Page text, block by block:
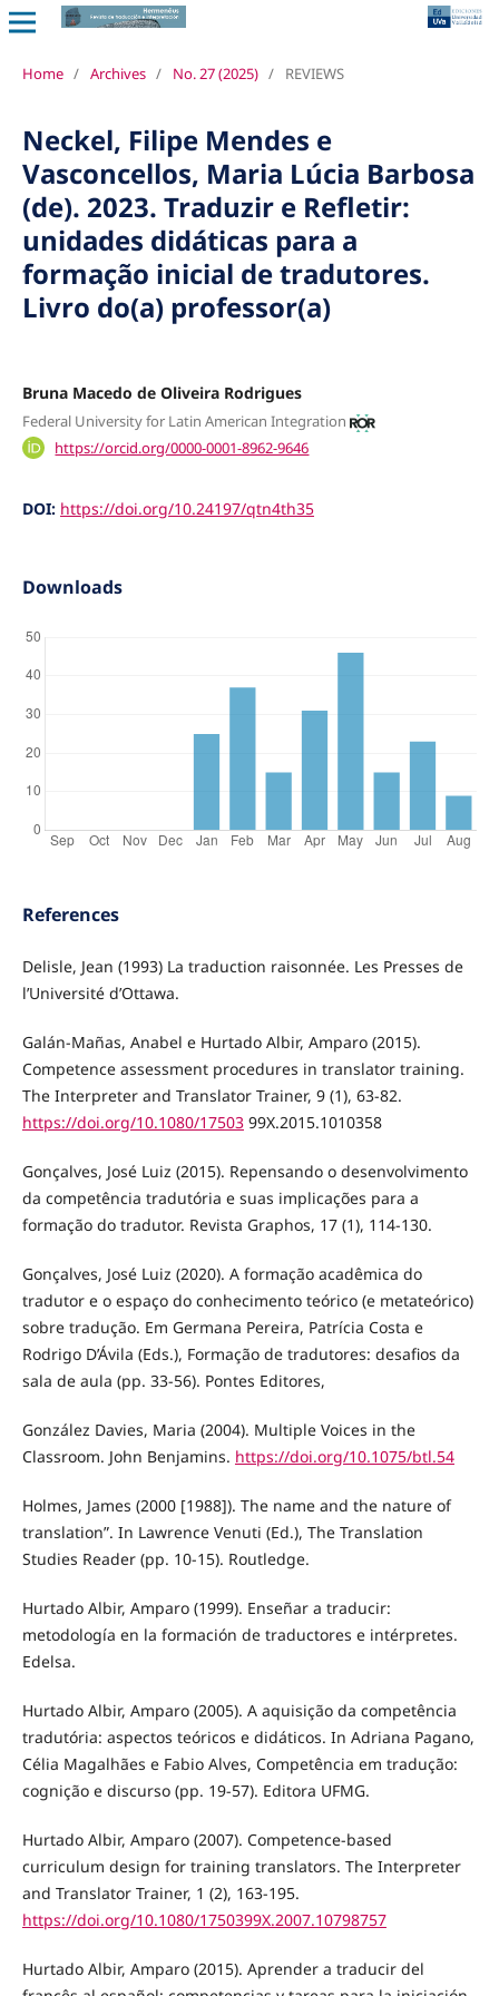
Home / Archives / No. 27 (2025) / REVIEWS
Neckel, Filipe Mendes e
Vasconcellos, Maria Lúcia Barbosa
(de). 2023. Traduzir e Refletir:
unidades didáticas para a
formação inicial de tradutores.
Livro do(a) professor(a)
Bruna Macedo de Oliveira Rodrigues
Federal University for Latin American Integration
https://orcid.org/0000-0001-8962-9646
DOI: https://doi.org/10.24197/qtn4th35
Downloads
References
Delisle, Jean (1993) La traduction raisonnée. Les Presses de
l’Université d’Ottawa.
Galán-Mañas, Anabel e Hurtado Albir, Amparo (2015).
Competence assessment procedures in translator training.
The Interpreter and Translator Trainer, 9 (1), 63-82.
https://doi.org/10.1080/1750399X.2015.1010358
Gonçalves, José Luiz (2015). Repensando o desenvolvimento
da competência tradutória e suas implicações para a
formação do tradutor. Revista Graphos, 17 (1), 114-130.
Gonçalves, José Luiz (2020). A formação acadêmica do
tradutor e o espaço do conhecimento teórico (e metateórico)
sobre tradução. Em Germana Pereira, Patrícia Costa e
Rodrigo D’Ávila (Eds.), Formação de tradutores: desafios da
sala de aula (pp. 33-56). Pontes Editores,
González Davies, Maria (2004). Multiple Voices in the
Classroom. John Benjamins. https://doi.org/10.1075/btl.54
Holmes, James (2000 [1988]). The name and the nature of
translation”. In Lawrence Venuti (Ed.), The Translation
Studies Reader (pp. 10-15). Routledge.
Hurtado Albir, Amparo (1999). Enseñar a traducir:
metodología en la formación de traductores e intérpretes.
Edelsa.
Hurtado Albir, Amparo (2005). A aquisição da competência
tradutória: aspectos teóricos e didáticos. In Adriana Pagano,
Célia Magalhães e Fabio Alves, Competência em tradução:
cognição e discurso (pp. 19-57). Editora UFMG.
Hurtado Albir, Amparo (2007). Competence-based
curriculum design for training translators. The Interpreter
and Translator Trainer, 1 (2), 163-195.
https://doi.org/10.1080/1750399X.2007.10798757
Hurtado Albir, Amparo (2015). Aprender a traducir del